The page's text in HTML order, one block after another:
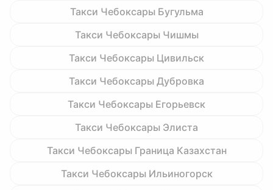
Такси Чебоксары Бугульма
Такси Чебоксары Чишмы
Такси Чебоксары Цивильск
Такси Чебоксары Дубровка
Такси Чебоксары Егорьевск
Такси Чебоксары Элиста
Такси Чебоксары Граница Казахстан
Такси Чебоксары Ильиногорск